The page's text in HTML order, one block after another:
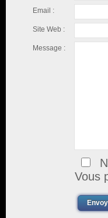
Email :
Site Web :
Message :
Vous